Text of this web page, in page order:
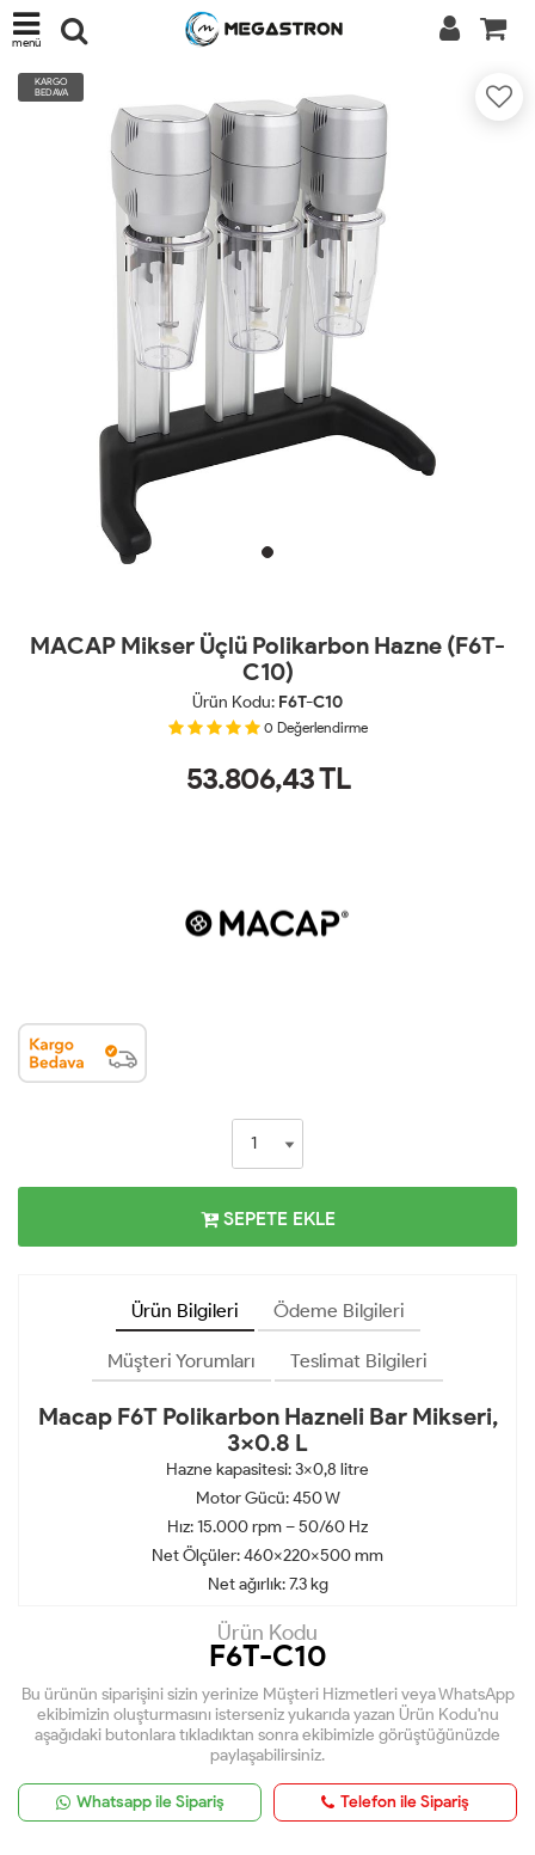
menü
KARGO
BEDAVA
MACAP Mikser Üçlü Polikarbon Hazne (F6T-
C10)
Ürün Kodu: F6T-C10
0 Değerlendirme
53.806,43TL
SEPETE EKLE
Ürün Bilgileri Ödeme Bilgileri
Müşteri Yorumları Teslimat Bilgileri
Macap F6T Polikarbon Hazneli Bar Mikseri,
3x0.8 L
Hazne kapasitesi: 3x0,8 litre
Motor Gücü: 450 W
Hız: 15.000 rpm – 50/60 Hz
Net Ölçüler: 460x220x500 mm
Net ağırlık: 7.3 kg
Ürün Kodu
F6T-C10
Bu ürünün siparişini sizin yerinize Müşteri Hizmetleri veya WhatsApp
ekibimizin oluşturmasını isterseniz yukarıda yazan Ürün Kodu'nu
aşağıdaki butonlara tıkladıktan sonra ekibimizle görüştüğünüzde
paylaşabilirsiniz.
Whatsapp ile Sipariş Telefon ile Sipariş